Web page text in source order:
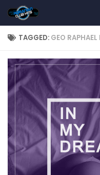
Skip to content
TAGGED: GEO